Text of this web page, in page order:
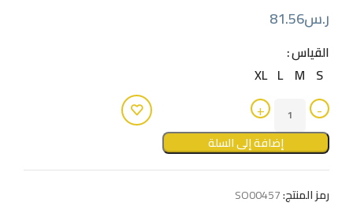
ر.س81.56
القياس
S
M
L
XL
إضافة إلى السلة
رمز المنتج:SO00457